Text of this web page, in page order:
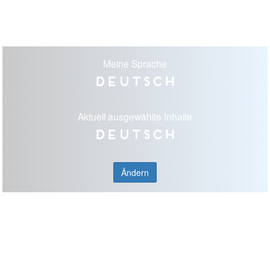
Meine Sprache
Deutsch
Aktuell ausgewählte Inhalte
Deutsch
Ändern